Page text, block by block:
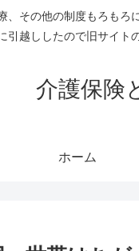
その他の制度もろも
引越ししたので旧サイト
介護保険
ホーム